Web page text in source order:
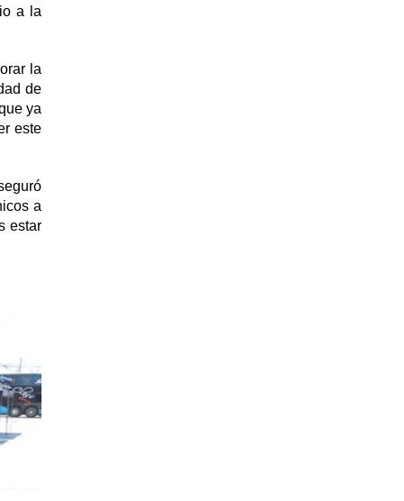
a la
la
de
ya
este
a
estar